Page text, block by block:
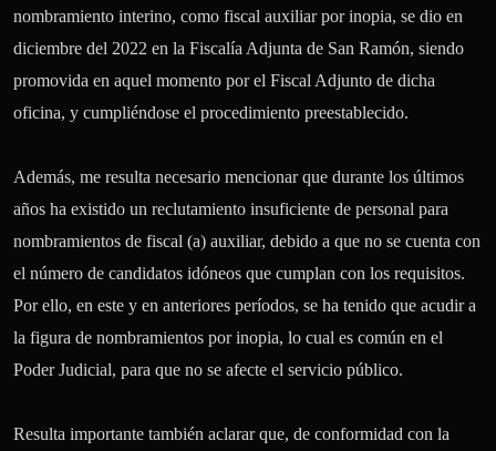
nombramiento interino, como fiscal auxiliar por inopia, se dio en
diciembre del 2022 en la Fiscalía Adjunta de San Ramón, siendo
promovida en aquel momento por el Fiscal Adjunto de dicha
oficina, y cumpliéndose el procedimiento preestablecido.
Además, me resulta necesario mencionar que durante los últimos
años ha existido un reclutamiento insuficiente de personal para
nombramientos de fiscal (a) auxiliar, debido a que no se cuenta con
el número de candidatos idóneos que cumplan con los requisitos.
Por ello, en este y en anteriores períodos, se ha tenido que acudir a
la figura de nombramientos por inopia, lo cual es común en el
Poder Judicial, para que no se afecte el servicio público.
Resulta importante también aclarar que, de conformidad con la